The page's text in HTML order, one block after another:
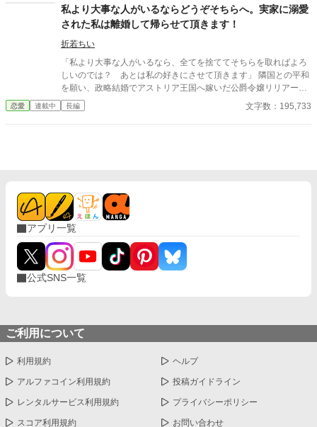
つ。 この人は何を言っているのかしら？ そんなことは言われ
なくても分かっている。 私は誰かを愛することも、愛されるこ
とも許されないのだから。 私も貴方を愛さない…… 侯爵令嬢
だった私は、ある日、記憶喪失になっていた。 そんな私に冷た
い家族。その中で唯一優しくしてくれる義理の妹。 記憶喪失の
自分に何があったのかよく分からないまま私は王命で婚約者を決
められ、強引に結婚させられることになってしまった。 この結
婚に何の希望も持ってはいけないことは知っている。 それに、
婚約期間から冷たかった旦那様に私は何の期待もしていない。
私より大事な人がいるならどうぞそちらへ。実家に溺愛
された私は離婚して帰らせて頂きます！
折若ちい
「私より大事な人がいるなら、全てを捨ててそちらを取ればよろ
しいのでは？ あとは私の好きにさせて頂きます」 隣国との平和
を願い、政略結婚でアストリア王国へ嫁いだ公爵令嬢リリアー
ナ。しかし、夫である王太子ジュリアンは、幼馴染である男爵令
嬢を「真実の愛」として寵愛し、リリアーナを冷遇し続けた。 つ
アーナのもとに、今さら後悔した元夫が泣きついてきて……？
「今さら『君が必要だ』なんて、耳が遠いのかしら？ どうぞそ
の方とお幸せに。私はもう、私の好きに生きますので」 愛を知ら
なかった少女が、真実の愛と最強の家族に守られ、華麗に逆転劇
を繰り広げる溺愛ファンタジー！
恋愛 連載中 長編 文字数：195,733
アプリ一覧
公式SNS一覧
ご利用について
利用規約 ヘルプ
アルファコイン利用規約 投稿ガイドライン
レンタルサービス利用規約 プライバシーポリシー
スコア利用規約 お問い合わせ